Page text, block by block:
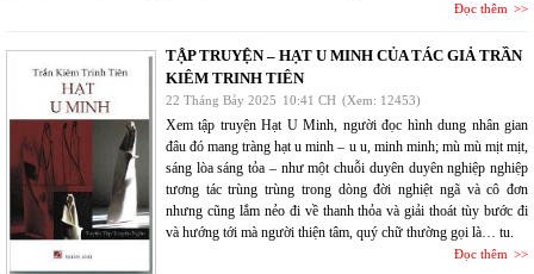
Đọc thêm
TẬP TRUYỆN – HẠT U MINH CỦA TÁC GIẢ TRẦN
KIÊM TRINH TIÊN
22 Tháng Bảy 2025 10:41 CH (Xem: 12453)
Xem tập truyện Hạt U Minh, người đọc hình dung nhân gian
đâu đó mang tràng hạt u minh – u u, minh minh; mù mù mịt mịt,
sáng lòa sáng tỏa – như một chuỗi duyên duyên nghiệp nghiệp
tương tác trùng trùng trong dòng đời nghiệt ngã và cô đơn
nhưng cũng lắm nẻo đi về thanh thỏa và giải thoát tùy bước đi
và hướng tới mà người thiện tâm, quý chữ thường gọi là… tu.
Đọc thêm